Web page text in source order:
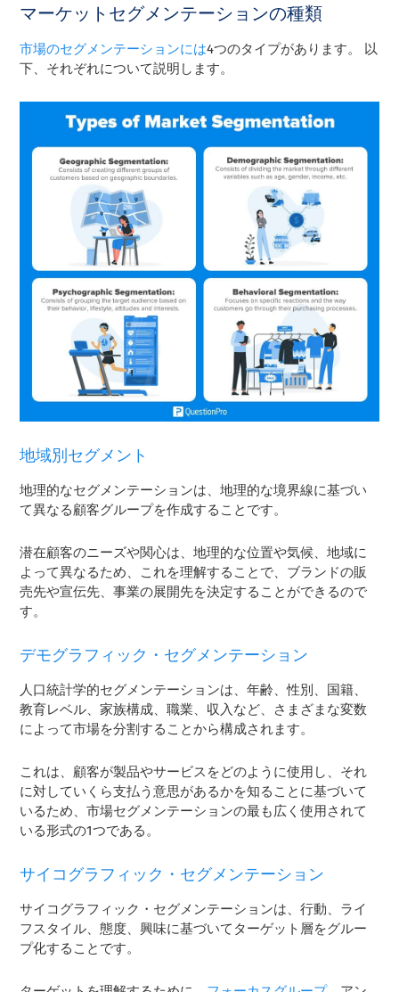
マーケットセグメンテーションの種類
市場のセグメンテーションには4つのタイプがあります。 以
下、それぞれについて説明します。
地域別セグメント
地理的なセグメンテーションは、地理的な境界線に基づい
て異なる顧客グループを作成することです。
潜在顧客のニーズや関心は、地理的な位置や気候、地域に
よって異なるため、これを理解することで、ブランドの販
売先や宣伝先、事業の展開先を決定することができるので
す。
デモグラフィック・セグメンテーション
人口統計学的セグメンテーションは、年齢、性別、国籍、
教育レベル、家族構成、職業、収入など、さまざまな変数
によって市場を分割することから構成されます。
これは、顧客が製品やサービスをどのように使用し、それ
に対していくら支払う意思があるかを知ることに基づいて
いるため、市場セグメンテーションの最も広く使用されて
いる形式の1つである。
サイコグラフィック・セグメンテーション
サイコグラフィック・セグメンテーションは、行動、ライ
フスタイル、態度、興味に基づいてターゲット層をグルー
プ化することです。